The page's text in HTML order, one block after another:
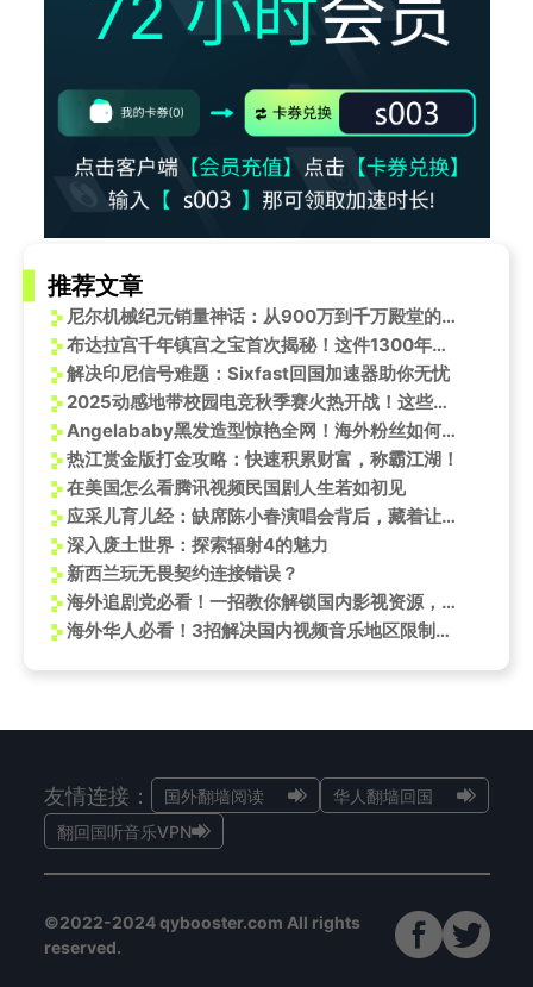
推荐文章
尼尔机械纪元销量神话：从900万到千万殿堂的传奇之路
布达拉宫千年镇宫之宝首次揭秘！这件1300年文物让专家都惊叹
解决印尼信号难题：Sixfast回国加速器助你无忧
2025动感地带校园电竞秋季赛火热开战！这些精彩瞬间不容错过
Angelababy黑发造型惊艳全网！海外粉丝如何第一时间追星看新look？
热江赏金版打金攻略：快速积累财富，称霸江湖！
在美国怎么看腾讯视频民国剧人生若如初见
应采儿育儿经：缺席陈小春演唱会背后，藏着让孩子精通四语的秘诀
深入废土世界：探索辐射4的魅力
新西兰玩无畏契约连接错误？
海外追剧党必看！一招教你解锁国内影视资源，告别周洁琼新舞台看不了的烦恼
海外华人必看！3招解决国内视频音乐地区限制烦恼
友情连接： 国外翻墙阅读
华人翻墙回国
翻回国听音乐VPN
©2022-2024 qybooster.com All rights
reserved.